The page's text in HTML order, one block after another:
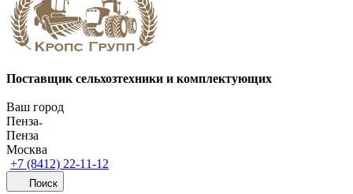
Поставщик сельхозтехники и комплектующих
Ваш город
Пенза
Пенза
Москва
+7 (8412) 22-11-12
Поиск